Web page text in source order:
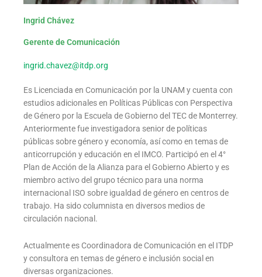
Ingrid Chávez
Gerente de Comunicación
ingrid.chavez@itdp.org
Es Licenciada en Comunicación por la UNAM y cuenta con
estudios adicionales en Políticas Públicas con Perspectiva
de Género por la Escuela de Gobierno del TEC de Monterrey.
Anteriormente fue investigadora senior de políticas
públicas sobre género y economía, así como en temas de
anticorrupción y educación en el IMCO. Participó en el 4°
Plan de Acción de la Alianza para el Gobierno Abierto y es
miembro activo del grupo técnico para una norma
internacional ISO sobre igualdad de género en centros de
trabajo. Ha sido columnista en diversos medios de
circulación nacional.
Actualmente es Coordinadora de Comunicación en el ITDP
y consultora en temas de género e inclusión social en
diversas organizaciones.